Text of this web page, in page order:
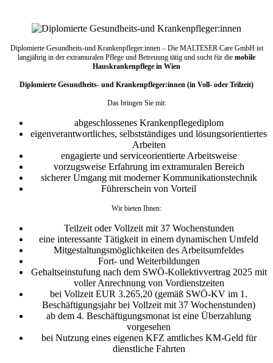
Diplomierte Gesundheits-und Krankenpfleger:innen – Die MALTESER Care GmbH ist
langjährig in der extramuralen Pflege und Betreuung tätig und sucht für die mobile
Hauskrankenpflege in Wien
Diplomierte Gesundheits- und Krankenpfleger:innen (in Voll- oder Teilzeit)
Das bringen Sie mit:
abgeschlossenes Krankenpflegediplom
eigenverantwortliches, selbstständiges und lösungsorientiertes
Arbeiten
engagierte und serviceorientierte Arbeitsweise
vorzugsweise Erfahrung im extramuralen Bereich
sicherer Umgang mit moderner Kommunikationstechnik
Führerschein von Vorteil
Wir bieten Ihnen:
Teilzeit oder Vollzeit mit 37 Wochenstunden
eine interessante Tätigkeit in einem dynamischen Umfeld
Mitgestaltungsmöglichkeiten des Arbeitsumfeldes
Fort- und Weiterbildungen
Gehaltseinstufung nach dem SWÖ-Kollektivvertrag 2025 mit
voller Anrechnung von Vordienstzeiten
bei Vollzeit EUR 3.265,20 (gemäß SWÖ-KV im 1.
Beschäftigungsjahr bei Vollzeit mit 37 Wochenstunden)
ab dem 4. Beschäftigungsmonat ist eine Überzahlung
vorgesehen
bei Nutzung eines eigenen KFZ amtliches KM-Geld für
dienstliche Fahrten